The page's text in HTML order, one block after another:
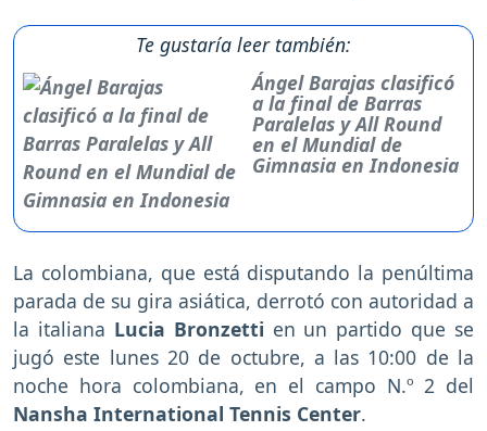
Te gustaría leer también:
Ángel Barajas clasificó
a la final de Barras
Paralelas y All Round
en el Mundial de
Gimnasia en Indonesia
La colombiana, que está disputando la penúltima
parada de su gira asiática, derrotó con autoridad a
la italiana Lucia Bronzetti en un partido que se
jugó este lunes 20 de octubre, a las 10:00 de la
noche hora colombiana, en el campo N.º 2 del
Nansha International Tennis Center.